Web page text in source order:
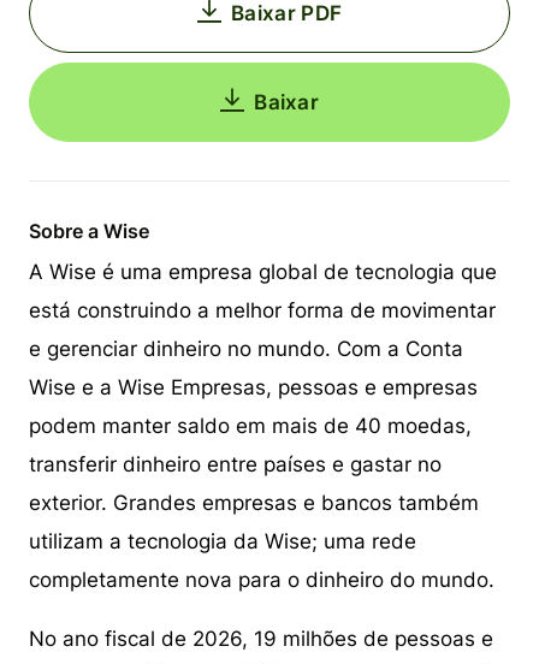
Baixar PDF
Baixar
Sobre a Wise
A Wise é uma empresa global de tecnologia que
está construindo a melhor forma de movimentar
e gerenciar dinheiro no mundo. Com a Conta
Wise e a Wise Empresas, pessoas e empresas
podem manter saldo em mais de 40 moedas,
transferir dinheiro entre países e gastar no
exterior. Grandes empresas e bancos também
utilizam a tecnologia da Wise; uma rede
completamente nova para o dinheiro do mundo.
No ano fiscal de 2026, 19 milhões de pessoas e